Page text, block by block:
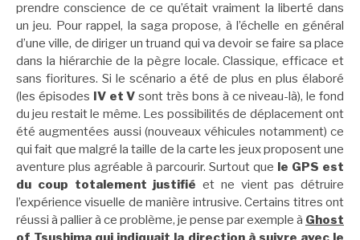
prendre conscience de ce qu’était vraiment la liberté dans
un jeu. Pour rappel, la saga propose, à l’échelle en général
d’une ville, de diriger un truand qui va devoir se faire sa place
dans la hiérarchie de la pègre locale. Classique, efficace et
sans fioritures. Si le scénario a été de plus en plus élaboré
(les épisodes IV et Vsont très bons à ce niveau-là), le fond
du jeu restait le même. Les possibilités de déplacement ont
été augmentées aussi (nouveaux véhicules notamment) ce
qui fait que malgré la taille de la carte les jeux proposent une
aventure plus agréable à parcourir. Surtout que le GPS est
du coup totalement justifié et ne vient pas détruire
l’expérience visuelle de manière intrusive. Certains titres ont
réussi à pallier à ce problème, je pense par exemple à Ghost